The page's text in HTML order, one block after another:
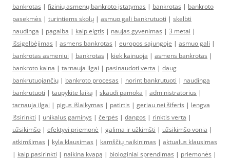
bankrotas | fizinių asmenų bankroto įstatymas | bankrotas | bankroto
pasekmės | turintiems skolų | asmuo gali bankrutuoti | skelbti
naudinga | pagalba | kaip elgtis | naujas gyvenimas | 3 metai |
išsigelbėjimas | asmens bankrotas | europos sąjungoje | asmuo gali |
bankrotas asmeniui | bankrotas | kiek kainuoja | asmens bankrotas |
bankroto kaina | tarnauja ilgai | pasinaudoti verta | daug
bankrutuojančių | bankroto procesas | norint bankrutuoti | naudinga
bankrutuoti | taupykite laiką | skaudi pamoka | administratorius |
tarnauja ilgai | pigus išlaikymas | patirtis | geriau nei šiferis | lengva
išsirinkti | unikalus gaminys | čerpės | dangos | rinktis verta |
užsikimšo | efektyvi priemonė | galima ir užkimšti | užsikimšo vonia |
atkimšimas | kyla klausimas | kamščių naikinimas | aktualus klausimas
| kaip pasirinkti | naikina kvapą | biologiniai sprendimas | priemonės |